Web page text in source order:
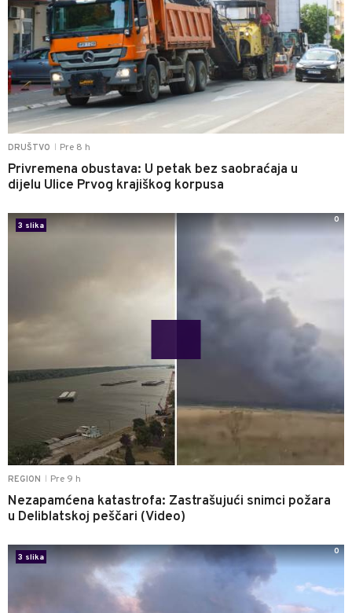
DRUŠTVO Pre 8 h
Privremena obustava: U petak bez saobraćaja u
dijelu Ulice Prvog krajiškog korpusa
REGION Pre 9 h
Nezapamćena katastrofa: Zastrašujući snimci požara
u Deliblatskoj peščari (Video)
3 slika
0
3 slika
0